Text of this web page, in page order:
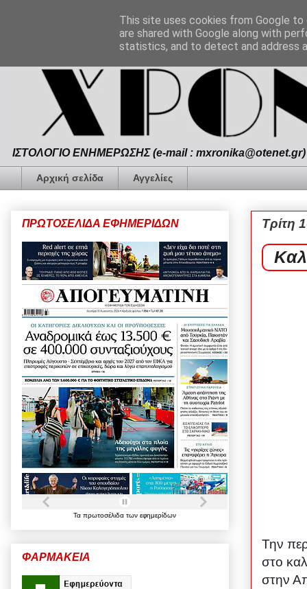
ΙΣΤΟΛΟΓΙΟ ΕΝΗΜΕΡΩΣΗΣ (e-mail :
Αρχική σελίδα Αγγελίες
Τρίτη
Την
στο
στην
ΠΡΩΤΟΣΕΛΙΔΑ ΕΦΗΜΕΡΙΔΩΝ
Τα πρωτοσέλιδα των εφημερίδων
ΦΑΡΜΑΚΕΙΑ
This site uses cookies from Google
are shared with Google along with
statistics, and to detect and address